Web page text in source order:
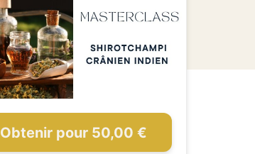
Obtenir pour 50,00 €